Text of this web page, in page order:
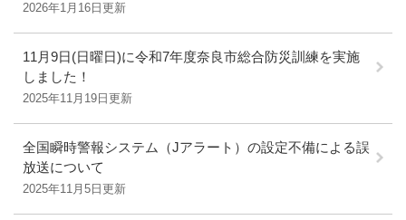
2026年1月16日更新
11月9日(日曜日)に令和7年度奈良市総合防災訓練を実施
しました！
2025年11月19日更新
全国瞬時警報システム（Jアラート）の設定不備による誤
放送について
2025年11月5日更新